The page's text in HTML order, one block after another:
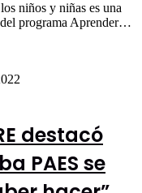
niños y niñas es una
programa Aprender…
destacó
PAES se